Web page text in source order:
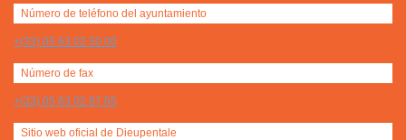
Número de teléfono del ayuntamiento
+(33) 05 63 02 50 00
Número de fax
+(33) 05 63 02 87 65
Sitio web oficial de Dieupentale